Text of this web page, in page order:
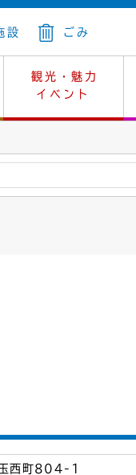
設 ごみ
観光・魅力
イベント
道
活
習
一覧
番医
ー・スポーツ
策
部屋
西町804-1